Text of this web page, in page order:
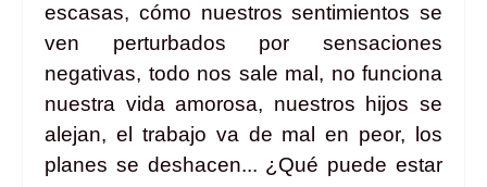
escasas, cómo nuestros sentimientos se
ven perturbados por sensaciones
negativas, todo nos sale mal, no funciona
nuestra vida amorosa, nuestros hijos se
alejan, el trabajo va de mal en peor, los
planes se deshacen... ¿Qué puede estar